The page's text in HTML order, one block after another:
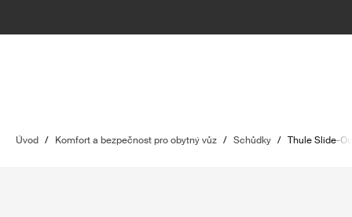
Úvod / Komfort a bezpečnost pro obytný vůz / Schůdky / Thule Slide-